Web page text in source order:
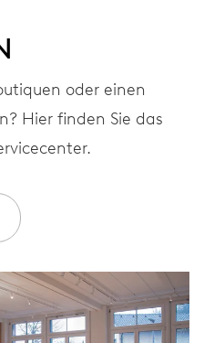
oder einen
Hier finden Sie das